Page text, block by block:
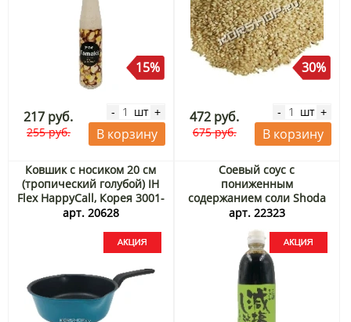
15%
217 руб.
255 руб.
- шт +
В корзину
30%
472 руб.
675 руб.
- шт +
В корзину
Ковшик с носиком 20 см
(тропический голубой) IH
Flex HappyCall, Корея 3001-
0518 Акция
арт. 20628
Соевый соус с
пониженным
содержанием соли Shoda
Shoyu, Япония, 500 мл
арт. 22323